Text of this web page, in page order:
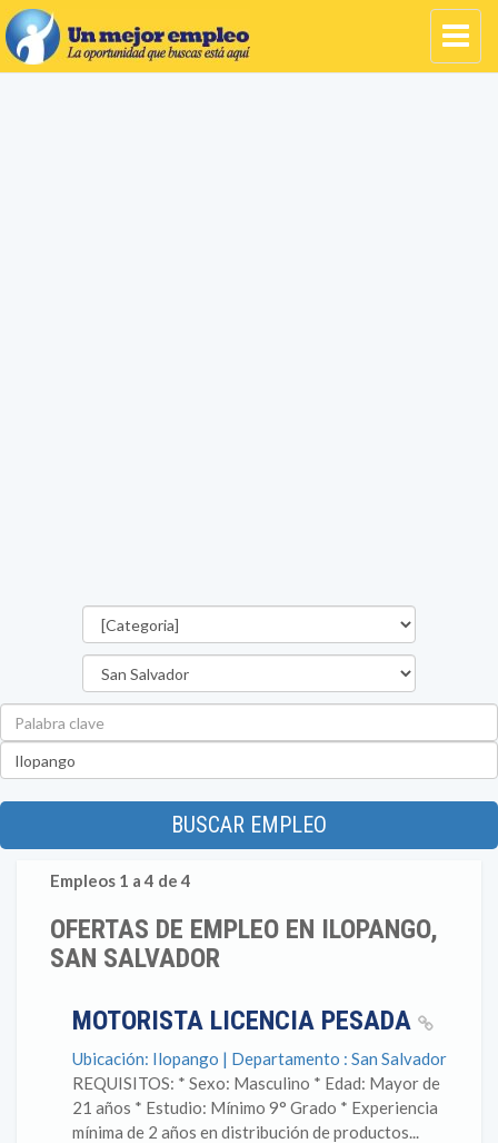
BUSCAR EMPLEO
Empleos 1 a 4 de 4
OFERTAS DE EMPLEO EN ILOPANGO,
SAN SALVADOR
MOTORISTA LICENCIA PESADA
Ubicación: Ilopango | Departamento : San Salvador
REQUISITOS: * Sexo: Masculino * Edad: Mayor de
21 años * Estudio: Mínimo 9° Grado * Experiencia
mínima de 2 años en distribución de productos...